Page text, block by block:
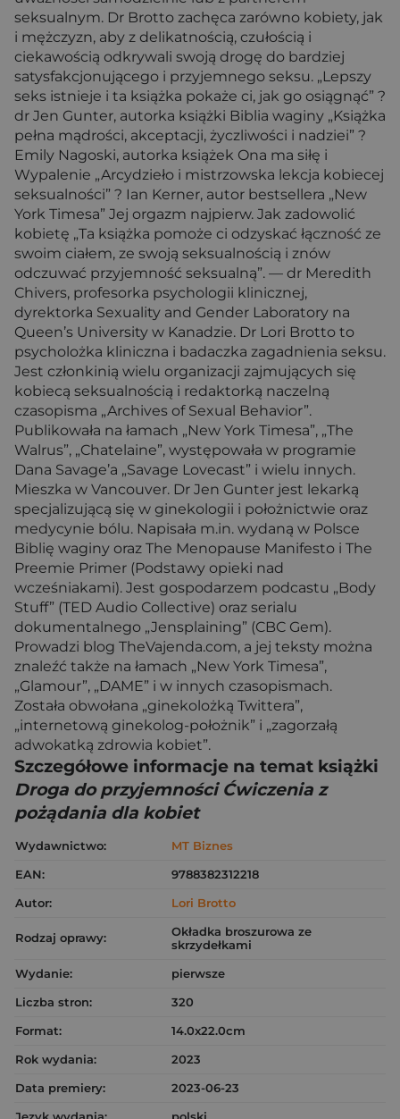
seksualnym. Dr Brotto zachęca zarówno kobiety, jak
i mężczyzn, aby z delikatnością, czułością i
ciekawością odkrywali swoją drogę do bardziej
satysfakcjonującego i przyjemnego seksu. „Lepszy
seks istnieje i ta książka pokaże ci, jak go osiągnąć” ?
dr Jen Gunter, autorka książki Biblia waginy „Książka
pełna mądrości, akceptacji, życzliwości i nadziei” ?
Emily Nagoski, autorka książek Ona ma siłę i
Wypalenie „Arcydzieło i mistrzowska lekcja kobiecej
seksualności” ? Ian Kerner, autor bestsellera „New
York Timesa” Jej orgazm najpierw. Jak zadowolić
kobietę „Ta książka pomoże ci odzyskać łączność ze
swoim ciałem, ze swoją seksualnością i znów
odczuwać przyjemność seksualną”. — dr Meredith
Chivers, profesorka psychologii klinicznej,
dyrektorka Sexuality and Gender Laboratory na
Queen’s University w Kanadzie. Dr Lori Brotto to
psycholożka kliniczna i badaczka zagadnienia seksu.
Jest członkinią wielu organizacji zajmujących się
kobiecą seksualnością i redaktorką naczelną
czasopisma „Archives of Sexual Behavior”.
Publikowała na łamach „New York Timesa”, „The
Walrus”, „Chatelaine”, występowała w programie
Dana Savage’a „Savage Lovecast” i wielu innych.
Mieszka w Vancouver. Dr Jen Gunter jest lekarką
specjalizującą się w ginekologii i położnictwie oraz
medycynie bólu. Napisała m.in. wydaną w Polsce
Biblię waginy oraz The Menopause Manifesto i The
Preemie Primer (Podstawy opieki nad
wcześniakami). Jest gospodarzem podcastu „Body
Stuff” (TED Audio Collective) oraz serialu
dokumentalnego „Jensplaining” (CBC Gem).
Prowadzi blog TheVajenda.com, a jej teksty można
znaleźć także na łamach „New York Timesa”,
„Glamour”, „DAME” i w innych czasopismach.
Została obwołana „ginekolożką Twittera”,
„internetową ginekolog-położnik” i „zagorzałą
adwokatką zdrowia kobiet”.
Szczegółowe informacje na temat książki
Droga do przyjemności Ćwiczenia z
pożądania dla kobiet
Wydawnictwo:
MT Biznes
EAN:
9788382312218
Autor:
Lori Brotto
Rodzaj oprawy:
Okładka broszurowa ze
skrzydełkami
Wydanie:
pierwsze
Liczba stron:
320
Format:
14.0x22.0cm
Rok wydania:
2023
Data premiery:
2023-06-23